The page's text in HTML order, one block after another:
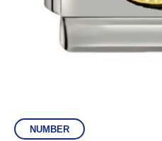
NUMBER